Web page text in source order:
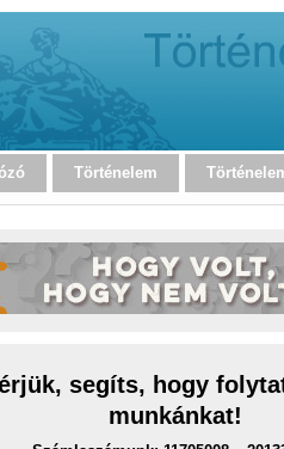
Történelem
segíts, hogy
munkánkat!